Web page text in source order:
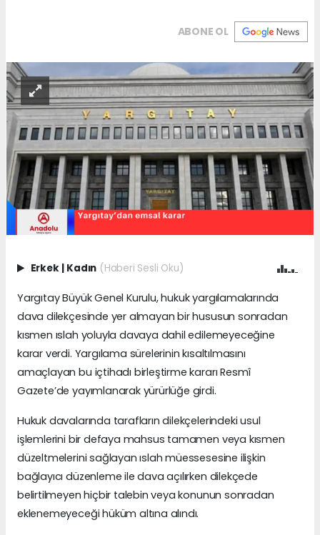
ABONE OL
Erkek | Kadın (Haberi Sesli Oku)
Yargıtay Büyük Genel Kurulu, hukuk yargılamalarında
dava dilekçesinde yer almayan bir hususun sonradan
kısmen ıslah yoluyla davaya dahil edilemeyeceğine
karar verdi. Yargılama sürelerinin kısaltılmasını
amaçlayan bu içtihadı birleştirme kararı Resmî
Gazete’de yayımlanarak yürürlüğe girdi.
Hukuk davalarında tarafların dilekçelerindeki usul
işlemlerini bir defaya mahsus tamamen veya kısmen
düzeltmelerini sağlayan ıslah müessesesine ilişkin
bağlayıcı düzenleme ile dava açılırken dilekçede
belirtilmeyen hiçbir talebin veya konunun sonradan
eklenemeyeceği hüküm altına alındı.